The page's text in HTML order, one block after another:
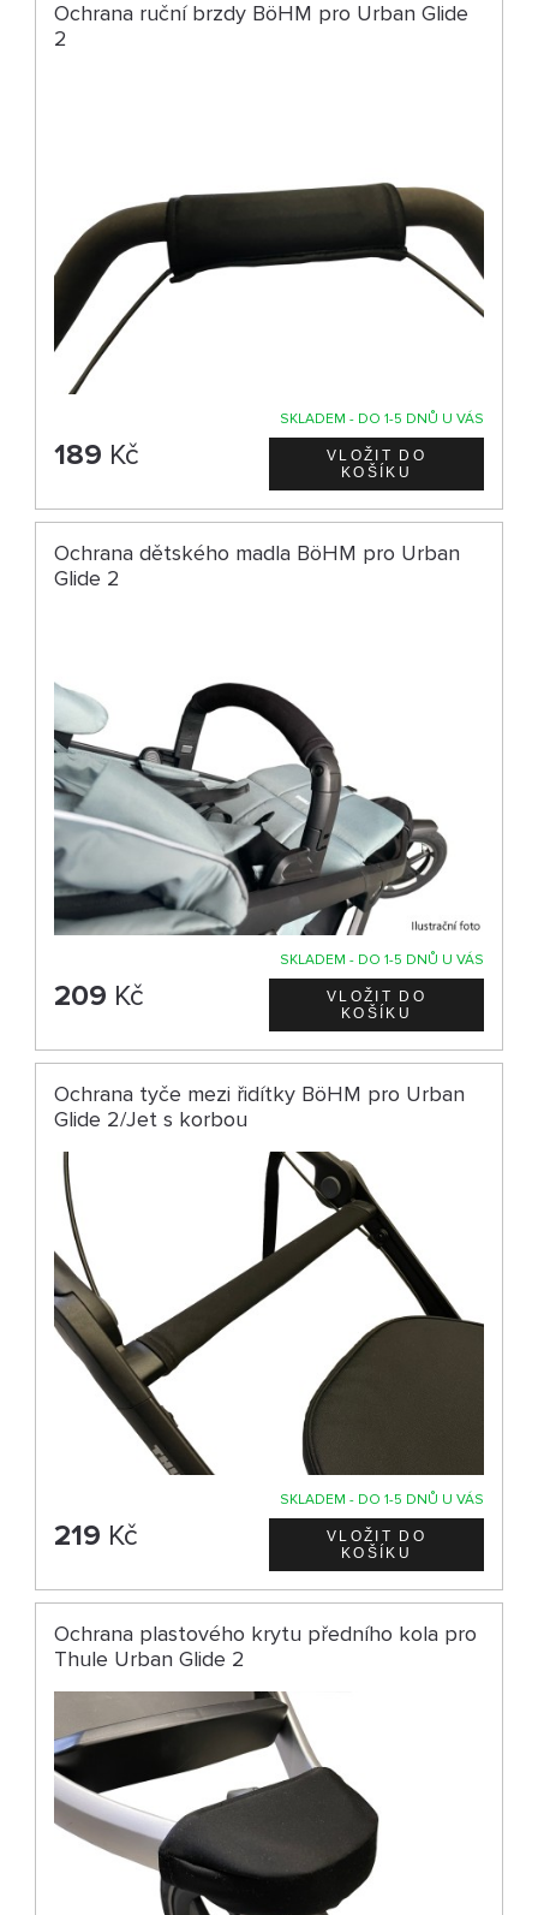
Ochrana ruční brzdy BöHM pro Urban Glide
2
SKLADEM - DO 1-5 DNŮ U VÁS
189 Kč
Ochrana dětského madla BöHM pro Urban
Glide 2
SKLADEM - DO 1-5 DNŮ U VÁS
209 Kč
Ochrana tyče mezi řidítky BöHM pro Urban
Glide 2/Jet s korbou
SKLADEM - DO 1-5 DNŮ U VÁS
219 Kč
Ochrana plastového krytu předního kola pro
Thule Urban Glide 2